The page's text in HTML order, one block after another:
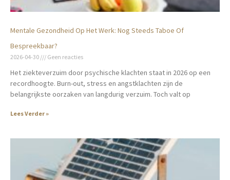
Mentale Gezondheid Op Het Werk: Nog Steeds Taboe Of
Bespreekbaar?
2026-04-30 Geen reacties
Het ziekteverzuim door psychische klachten staat in 2026 op een
recordhoogte. Burn-out, stress en angstklachten zijn de
belangrijkste oorzaken van langdurig verzuim. Toch valt op
Lees Verder »